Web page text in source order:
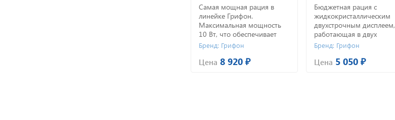
Самая мощная рация в
линейке Грифон.
Максимальная мощность
10 Вт, что обеспечивает
максимальную дальность
связи в тяжелых условиях.
Бренд: Грифон
Цена 8 920 ₽
Бюджетная рация с
жидкокристаллическим
двухстрочным дисплеем,
работающая в двух
диапазонах частот: VHF и
UHF.
Бренд: Грифон
Цена 5 050 ₽